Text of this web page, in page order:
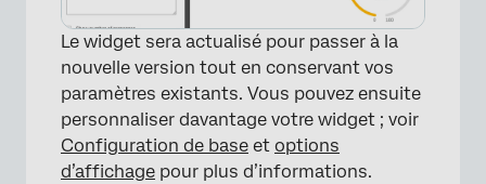
Le widget sera actualisé pour passer à la
nouvelle version tout en conservant vos
paramètres existants. Vous pouvez ensuite
personnaliser davantage votre widget ; voir
Configuration de base et options
d’affichage pour plus d’informations.